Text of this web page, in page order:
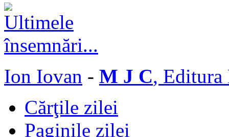
Ion Iovan - M J C, Editura
Cărţile zilei
Paginile zilei